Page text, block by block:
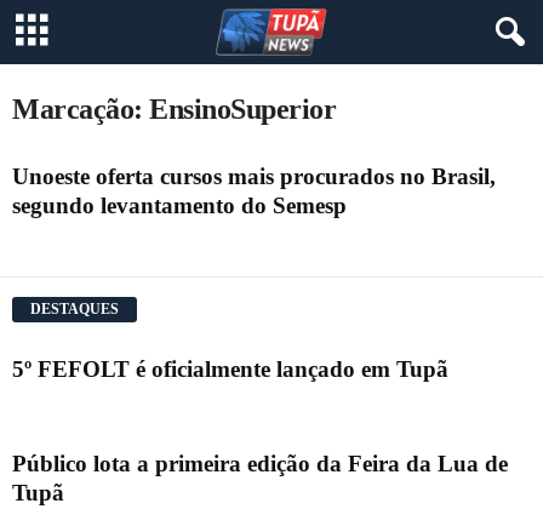
Marcação: EnsinoSuperior
Unoeste oferta cursos mais procurados no Brasil,
segundo levantamento do Semesp
DESTAQUES
5º FEFOLT é oficialmente lançado em Tupã
Público lota a primeira edição da Feira da Lua de
Tupã